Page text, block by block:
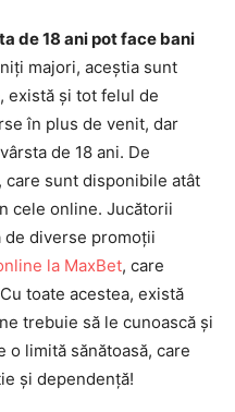
de 18 ani pot face bani
majori, aceștia sunt
există și tot felul de
în plus de venit, dar
de 18 ani. De
sunt disponibile atât
cele online. Jucătorii
de diverse promoții
la MaxBet, care
Cu toate acestea, există
trebuie să le cunoască și
limită sănătoasă, care
și dependență!